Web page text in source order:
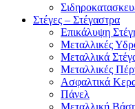
Στέγες – Στέγαστρα
Επικάλυψη
Μεταλλικές
Μεταλλικά
Μεταλλικές
Ασφαλτικά
Πάνελ
Μεταλλική